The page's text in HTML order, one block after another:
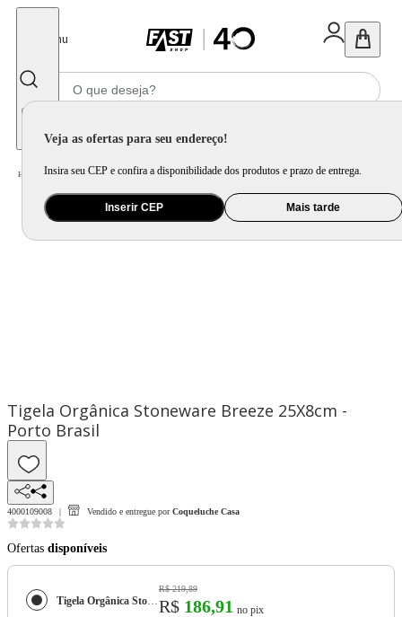
Menu
Veja as ofertas para seu endereço!
Insira seu CEP e confira a disponibilidade dos produtos e prazo de entrega.
Inserir CEP Mais tarde
Home Utilidade Doméstica Mesa / Aparelho de Jantar e Prato Avulso
Tigela Orgânica Stoneware Breeze 25X8cm -
Porto Brasil
4000109008 Vendido e entregue por Coqueluche Casa
Ofertas disponíveis
Tigela Orgânica Stoneware Breeze 25X8cm - Porto Brasil
R$ 219,89
R$ 186,91 no pix